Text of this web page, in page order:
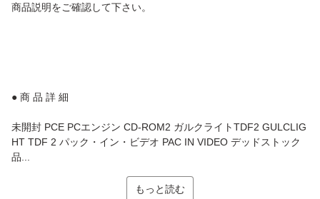
商品説明をご確認して下さい。
● 商 品 詳 細
未開封 PCE PCエンジン CD-ROM2 ガルクライトTDF2 GULCLIG
HT TDF 2 パック・イン・ビデオ PAC IN VIDEO デッドストック
品...
もっと読む